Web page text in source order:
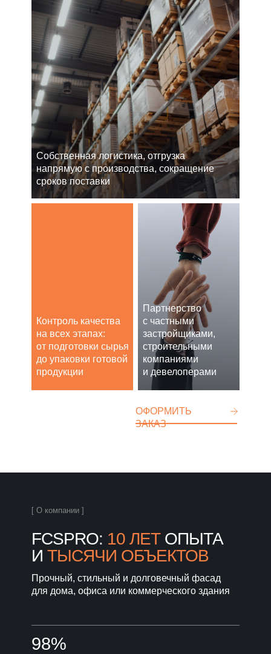
Контроль качества
на всех этапах:
от подготовки сырья
до упаковки готовой
продукции
Cобственная логистика, отгрузка
напрямую с производства, сокращение
сроков поставки
Партнерство
с частными
застройщиками,
строительными
компаниями
и девелоперами
ОФОРМИТЬ
ЗАКАЗ
FCSPRO: 10 ЛЕТОПЫТА
И ТЫСЯЧИ ОБЪЕКТОВ
Прочный, стильный и долговечный фасад
для дома, офиса или коммерческого здания
98%
[ О компании ]